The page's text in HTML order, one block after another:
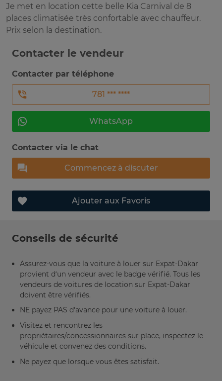
Je met en location cette belle Kia Carnival de 8
places climatisée très confortable avec chauffeur.
Prix selon la destination.
Contacter le vendeur
Contacter par téléphone
781 *** ****
WhatsApp
Contacter via le chat
Commencez à discuter
Ajouter aux Favoris
Conseils de sécurité
Assurez-vous que la voiture à louer sur Expat-Dakar
provient d’un vendeur avec le badge vérifié. Tous les
vendeurs de voitures de location sur Expat-Dakar
doivent être vérifiés.
NE payez PAS d'avance pour une voiture à louer.
Visitez et rencontrez les
propriétaires/concessionnaires sur place, inspectez le
véhicule et convenez des conditions.
Ne payez que lorsque vous êtes satisfait.